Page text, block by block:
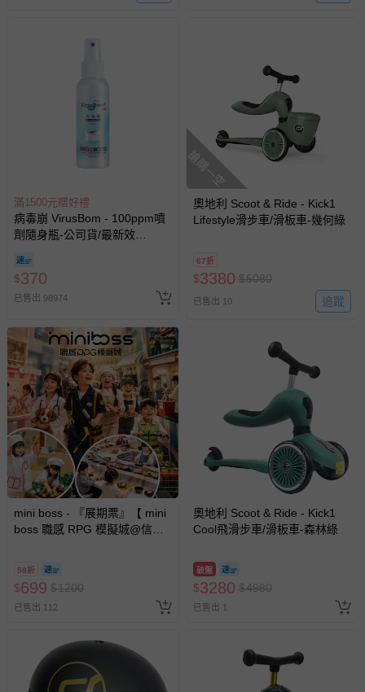
滿1500元贈好禮
病毒崩 VirusBom - 100ppm噴
劑隨身瓶-公司貨/最新效
$370
已售出 98974
搶購一空
奧地利 Scoot & Ride - Kick1
Lifestyle滑步車/滑板車-幾何綠
67折
$3380 $5080
已售出 10 追蹤
mini boss - 『展期票』【 mini
boss 職感 RPG 模擬城@信義
換，依現場梯次安排入場，逾
期作廢) (兒童票(2歲以上)贈一
名陪伴成人)
58折
$699 $1200
已售出 112
奧地利 Scoot & Ride - Kick1
Cool飛滑步車/滑板車-森林綠
破盤
$3280 $4980
已售出 1